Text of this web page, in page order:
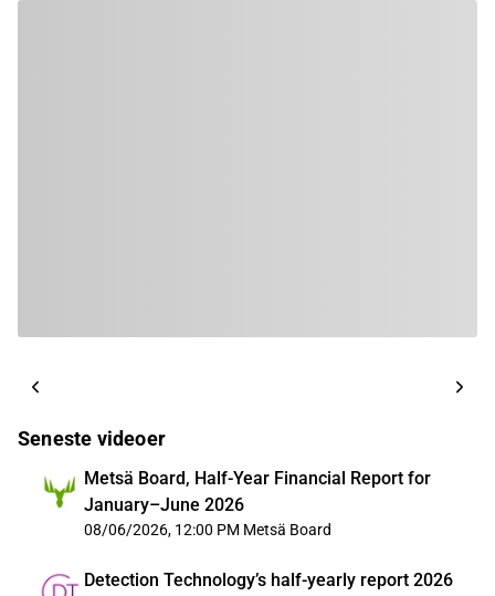
Seneste videoer
Metsä Board, Half-Year Financial Report for
January–June 2026
08/06/2026, 12:00 PM Metsä Board
Detection Technology’s half-yearly report 2026